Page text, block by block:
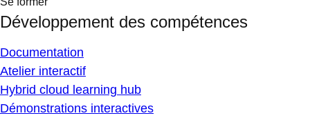
Développement des compétences
Documentation
Atelier interactif
Hybrid cloud learning hub
Démonstrations interactives